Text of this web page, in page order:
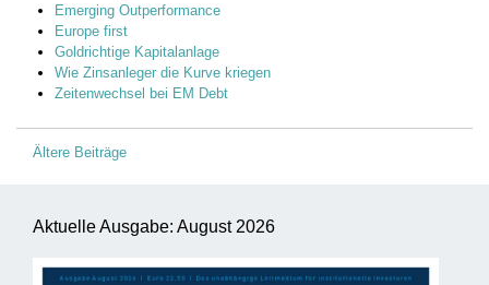
Emerging Outperformance
Europe first
Goldrichtige Kapitalanlage
Wie Zinsanleger die Kurve kriegen
Zeitenwechsel bei EM Debt
Beitragsnavigation
Ältere Beiträge
Aktuelle Ausgabe: August 2026